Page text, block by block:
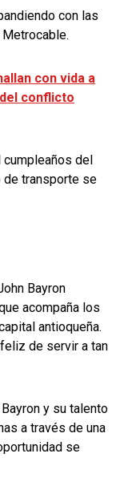
con las
con vida a
conflicto
cumpleaños del
de transporte se
Bayron
acompaña los
antioqueña.
de servir a tan
y su talento
a través de una
se